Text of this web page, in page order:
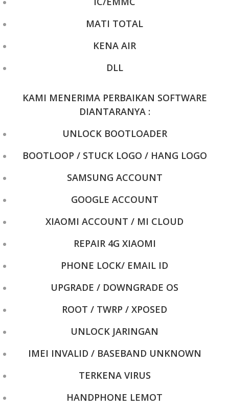
MATI TOTAL
KENA AIR
DLL
KAMI MENERIMA PERBAIKAN SOFTWARE
DIANTARANYA :
UNLOCK BOOTLOADER
BOOTLOOP / STUCK LOGO / HANG LOGO
SAMSUNG ACCOUNT
GOOGLE ACCOUNT
XIAOMI ACCOUNT / MI CLOUD
REPAIR 4G XIAOMI
PHONE LOCK/ EMAIL ID
UPGRADE / DOWNGRADE OS
ROOT / TWRP / XPOSED
UNLOCK JARINGAN
IMEI INVALID / BASEBAND UNKNOWN
TERKENA VIRUS
HANDPHONE LEMOT